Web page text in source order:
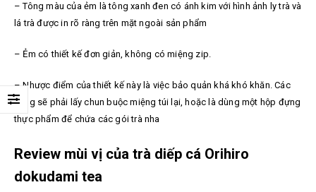
– Tông màu của ẻm là tông xanh đen có ánh kim với hình ảnh ly trà và
lá trà được in rõ ràng trên mặt ngoài sản phẩm
– Ẻm có thiết kế đơn giản, không có miệng zip.
– Nhược điểm của thiết kế này là việc bảo quản khá khó khăn. Các
nàng sẽ phải lấy chun buộc miệng túi lại, hoặc là dùng một hộp đựng
thực phẩm để chứa các gói trà nha
Review mùi vị của trà diếp cá Orihiro
dokudami tea